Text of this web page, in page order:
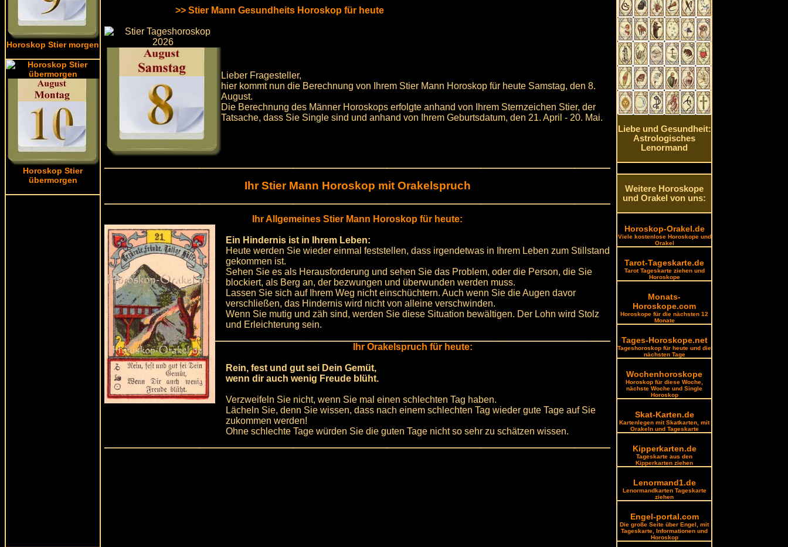
Horoskop Stier morgen
Horoskop Stier
übermorgen
>> Stier Mann Gesundheits Horoskop für heute
Lieber Fragesteller,
hier kommt nun die Berechnung von Ihrem Stier Mann Horoskop für heute Samstag, den 8.
August.
Die Berechnung des Männer Horoskops erfolgte anhand von Ihrem Sternzeichen Stier, der
Tatsache, dass Sie Single sind und anhand von Ihrem Geburtsdatum, den 21. April - 20. Mai.
Ihr Stier Mann Horoskop mit Orakelspruch
Ihr Allgemeines Stier Mann Horoskop für heute:
Ein Hindernis ist in Ihrem Leben:
Heute werden Sie wieder einmal feststellen, dass irgendetwas in Ihrem Leben zum Stillstand
gekommen ist.
Sehen Sie es als Herausforderung und sehen Sie das Problem, oder die Person, die Sie
blockiert, als Berg an, der bezwungen und überwunden werden muss.
Lassen Sie sich auf Ihrem Weg nicht einschüchtern. Auch wenn Sie die Augen davor
verschließen, das Hindernis wird nicht von alleine verschwinden.
Wenn Sie mutig und zäh sind, werden Sie diese Situation bewältigen. Der Lohn wird Stolz
und Erleichterung sein.
Ihr Orakelspruch für heute:
Rein, fest und gut sei Dein Gemüt,
wenn dir auch wenig Freude blüht.
Verzweifeln Sie nicht, wenn Sie mal einen schlechten Tag haben.
Lächeln Sie, denn Sie wissen, dass nach einem schlechten Tag wieder gute Tage auf Sie
zukommen werden!
Ohne schlechte Tage würden Sie die guten Tage nicht so sehr zu schätzen wissen.
Liebe und Gesundheit:
Astrologisches
Lenormand
Weitere Horoskope
und Orakel von uns:
Horoskop-Orakel.de
Viele kostenlose Horoskope und
Orakel
Tarot-Tageskarte.de
Tarot Tageskarte ziehen und
Horoskope
Monats-
Horoskope.com
Horoskope für die nächsten 12
Monate
Tages-Horoskope.net
Tageshoroskop für heute und die
nächsten Tage
Wochenhoroskope
Horoskop für diese Woche,
nächste Woche und Single
Horoskop
Skat-Karten.de
Kartenlegen mit Skatkarten, mit
Orakeln und Tageskarte
Kipperkarten.de
Tageskarte aus den
Kipperkarten ziehen
Lenormand1.de
Lenormandkarten Tageskarte
ziehen
Engel-portal.com
Die große Seite über Engel, mit
Tageskarte, Informationen und
Horoskop